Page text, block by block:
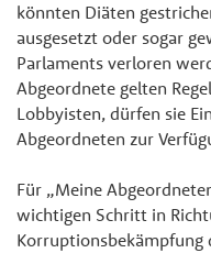
könnten Diäten
ausgesetzt oder sogar
Parlaments verloren
Abgeordnete gelten
Lobbyisten, dürfen sie
Abgeordneten zur
Für „Meine
wichtigen Schritt in
Korruptionsbekämpfung